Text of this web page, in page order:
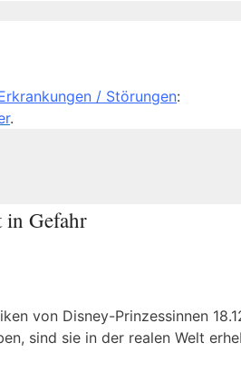
/ Störungen:
.
in Gefahr
von Disney-Prinzessinnen
sind sie in der realen Welt